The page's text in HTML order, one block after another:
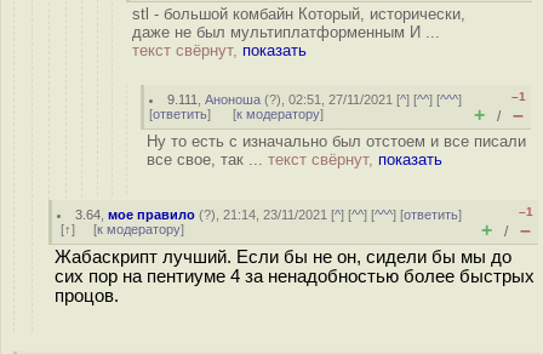
stl - большой комбайн Который, исторически,
даже не был мультиплатформенным И ...
текст свёрнут, показать
9.111 ,Аноноша (?), 02:51, 27/11/2021 [^] [^^] [^^^]
[ответить] [к модератору]
–1
+ / –
Ну то есть с изначально был отстоем и все писали
все свое, так ... текст свёрнут, показать
3.64 ,мое правило (?), 21:14, 23/11/2021 [^] [^^] [^^^] [ответить]
[↑] [к модератору]
–1
+ / –
Жабаскрипт лучший. Если бы не он, сидели бы мы до
сих пор на пентиуме 4 за ненадобностью более быстрых
процов.